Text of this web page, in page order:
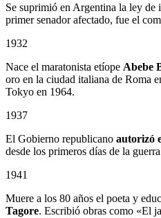
Se suprimió en Argentina la ley de
primer senador afectado, fue el
1932
Nace el maratonista etíope Abebe
oro en la ciudad italiana de Roma
Tokyo en 1964.
1937
El Gobierno republicano autorizó
desde los primeros días de la
1941
Muere a los 80 años el poeta y
Tagore. Escribió obras como «El